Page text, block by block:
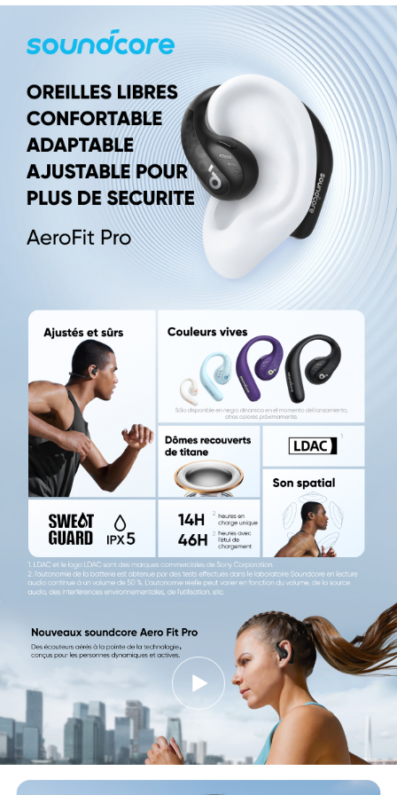
d'imperméabilité et de résistance à la
transpiration de premier ordre sont idéales pour
tout type d'exercice, du jogging modéré aux
entraînements intenses.
Vivez un divertissement ininterrompu :
profitez
de 14 heures de lecture avec une seule charge,
soit un total de 46 heures avec le boîtier de
charge. Mieux encore, une charge rapide de 10
minutes offre une impressionnante autonomie
de 5,5 heures d'audio sans interruption.